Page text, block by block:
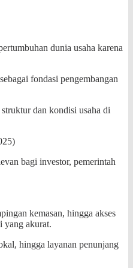
dunia usaha karena
fondasi pengembangan
dan kondisi usaha di
bagi investor, pemerintah
kemasan, hingga akses
yang akurat.
hingga layanan penunjang